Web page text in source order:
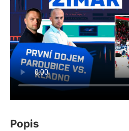
Popis